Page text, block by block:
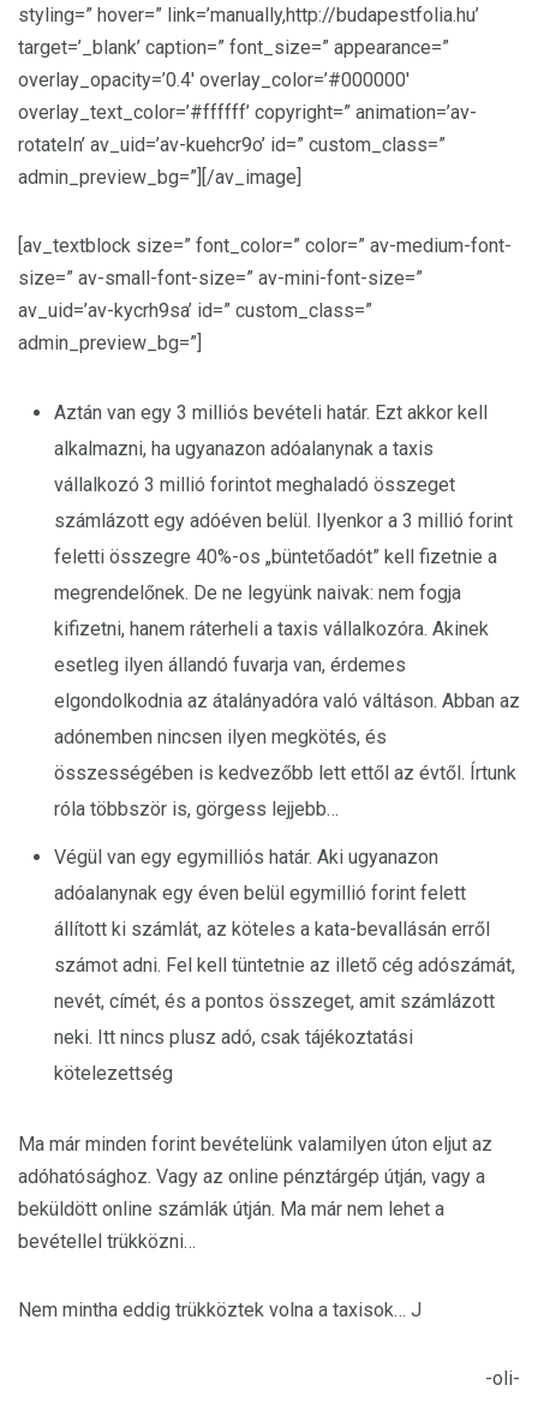
styling=” hover=” link=’manually,http://budapestfolia.hu’
target=’_blank’ caption=” font_size=” appearance=”
overlay_opacity=’0.4′ overlay_color=’#000000′
overlay_text_color=’#ffffff’ copyright=” animation=’av-
rotateIn’ av_uid=’av-kuehcr9o’ id=” custom_class=”
admin_preview_bg=”][/av_image]
[av_textblock size=” font_color=” color=” av-medium-font-
size=” av-small-font-size=” av-mini-font-size=”
av_uid=’av-kycrh9sa’ id=” custom_class=”
admin_preview_bg=”]
Aztán van egy 3 milliós bevételi határ. Ezt akkor kell
alkalmazni, ha ugyanazon adóalanynak a taxis
vállalkozó 3 millió forintot meghaladó összeget
számlázott egy adóéven belül. Ilyenkor a 3 millió forint
feletti összegre 40%-os „büntetőadót” kell fizetnie a
megrendelőnek. De ne legyünk naivak: nem fogja
kifizetni, hanem ráterheli a taxis vállalkozóra. Akinek
esetleg ilyen állandó fuvarja van, érdemes
elgondolkodnia az átalányadóra való váltáson. Abban az
adónemben nincsen ilyen megkötés, és
összességében is kedvezőbb lett ettől az évtől. Írtunk
róla többször is, görgess lejjebb…
Végül van egy egymilliós határ. Aki ugyanazon
adóalanynak egy éven belül egymillió forint felett
állított ki számlát, az köteles a kata-bevallásán erről
számot adni. Fel kell tüntetnie az illető cég adószámát,
nevét, címét, és a pontos összeget, amit számlázott
neki. Itt nincs plusz adó, csak tájékoztatási
kötelezettség
Ma már minden forint bevételünk valamilyen úton eljut az
adóhatósághoz. Vagy az online pénztárgép útján, vagy a
beküldött online számlák útján. Ma már nem lehet a
bevétellel trükközni…
Nem mintha eddig trükköztek volna a taxisok… J
-oli-